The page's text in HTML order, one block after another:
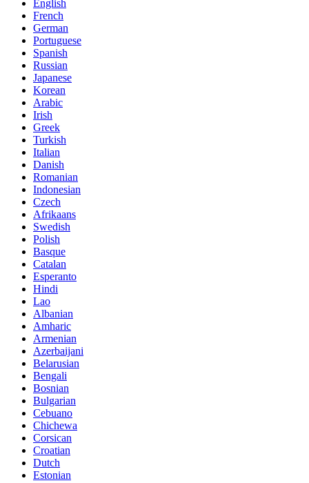
English
French
German
Portuguese
Spanish
Russian
Japanese
Korean
Arabic
Irish
Greek
Turkish
Italian
Danish
Romanian
Indonesian
Czech
Afrikaans
Swedish
Polish
Basque
Catalan
Esperanto
Hindi
Lao
Albanian
Amharic
Armenian
Azerbaijani
Belarusian
Bengali
Bosnian
Bulgarian
Cebuano
Chichewa
Corsican
Croatian
Dutch
Estonian